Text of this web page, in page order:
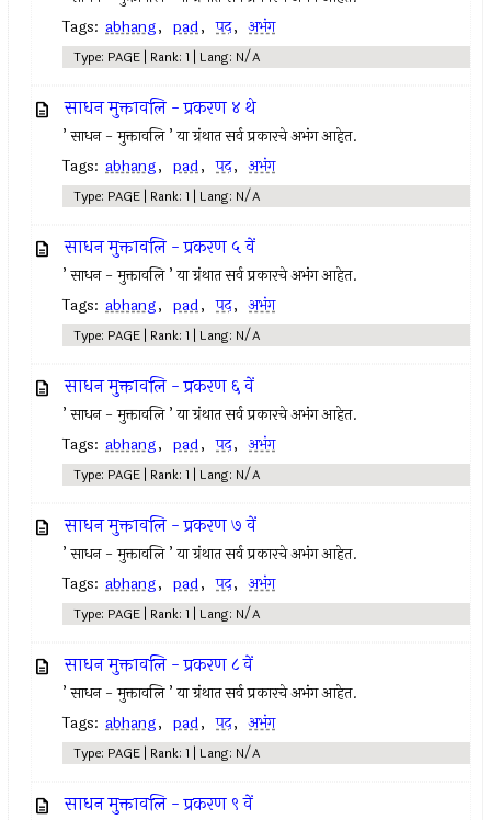
Tags: abhang, pad, पद, अभंग
Type: PAGE | Rank: 1 | Lang: N/A
साधन मुक्तावलि - प्रकरण ४ थे
’ साधन - मुक्तावलि ’ या ग्रंथात सर्व प्रकारचे अभंग आहेत.
Tags: abhang, pad, पद, अभंग
Type: PAGE | Rank: 1 | Lang: N/A
साधन मुक्तावलि - प्रकरण ५ वें
’ साधन - मुक्तावलि ’ या ग्रंथात सर्व प्रकारचे अभंग आहेत.
Tags: abhang, pad, पद, अभंग
Type: PAGE | Rank: 1 | Lang: N/A
साधन मुक्तावलि - प्रकरण ६ वें
’ साधन - मुक्तावलि ’ या ग्रंथात सर्व प्रकारचे अभंग आहेत.
Tags: abhang, pad, पद, अभंग
Type: PAGE | Rank: 1 | Lang: N/A
साधन मुक्तावलि - प्रकरण ७ वें
’ साधन - मुक्तावलि ’ या ग्रंथात सर्व प्रकारचे अभंग आहेत.
Tags: abhang, pad, पद, अभंग
Type: PAGE | Rank: 1 | Lang: N/A
साधन मुक्तावलि - प्रकरण ८ वें
’ साधन - मुक्तावलि ’ या ग्रंथात सर्व प्रकारचे अभंग आहेत.
Tags: abhang, pad, पद, अभंग
Type: PAGE | Rank: 1 | Lang: N/A
साधन मुक्तावलि - प्रकरण ९ वें